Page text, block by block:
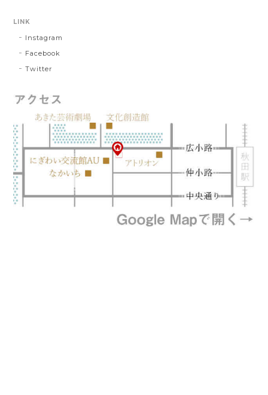
LINK
Instagram
Facebook
Twitter